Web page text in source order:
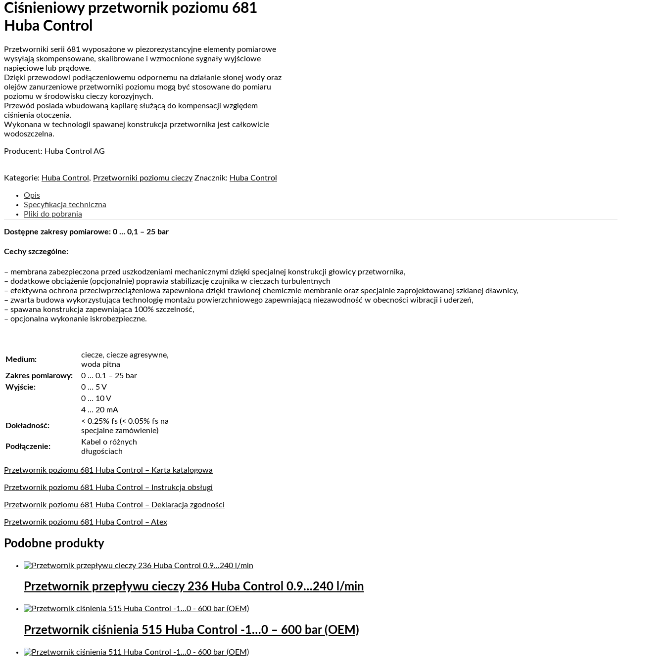
Ciśnieniowy przetwornik poziomu 681
Huba Control
Przetworniki serii 681 wyposażone w piezorezystancyjne elementy pomiarowe
wysyłają skompensowane, skalibrowane i wzmocnione sygnały wyjściowe
napięciowe lub prądowe.
Dzięki przewodowi podłączeniowemu odpornemu na działanie słonej wody oraz
olejów zanurzeniowe przetworniki poziomu mogą być stosowane do pomiaru
poziomu w środowisku cieczy korozyjnych.
Przewód posiada wbudowaną kapilarę służącą do kompensacji względem
ciśnienia otoczenia.
Wykonana w technologii spawanej konstrukcja przetwornika jest całkowicie
wodoszczelna.
Producent: Huba Control AG
Kategorie: Huba Control , Przetworniki poziomu cieczy Znacznik: Huba Control
Opis
Specyfikacja techniczna
Pliki do pobrania
Dostępne zakresy pomiarowe: 0 … 0,1 – 25 bar
Cechy szczególne:
– membrana zabezpieczona przed uszkodzeniami mechanicznymi dzięki specjalnej konstrukcji głowicy przetwornika,
– dodatkowe obciążenie (opcjonalnie) poprawia stabilizację czujnika w cieczach turbulentnych
– efektywna ochrona przeciwprzeciążeniowa zapewniona dzięki trawionej chemicznie membranie oraz specjalnie zaprojektowanej szklanej dławnicy,
– zwarta budowa wykorzystująca technologię montażu powierzchniowego zapewniającą niezawodność w obecności wibracji i uderzeń,
– spawana konstrukcja zapewniająca 100% szczelność,
– opcjonalna wykonanie iskrobezpieczne.
Medium:
ciecze, ciecze agresywne,
woda pitna
Zakres pomiarowy:
0 … 0.1 – 25 bar
Wyjście:
0 … 5 V
0 … 10 V
4 … 20 mA
Dokładność:
< 0.25% fs (< 0.05% fs na
specjalne zamówienie)
Podłączenie:
Kabel o różnych
długościach
Przetwornik poziomu 681 Huba Control – Karta katalogowa
Przetwornik poziomu 681 Huba Control – Instrukcja obsługi
Przetwornik poziomu 681 Huba Control – Deklaracja zgodności
Przetwornik poziomu 681 Huba Control – Atex
Podobne produkty
Przetwornik przepływu cieczy 236 Huba Control 0.9…240 l/min
Przetwornik ciśnienia 515 Huba Control -1…0 – 600 bar (OEM)